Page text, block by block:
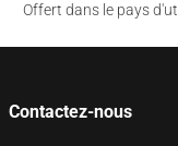
Offert dans le pays
Contactez-nous